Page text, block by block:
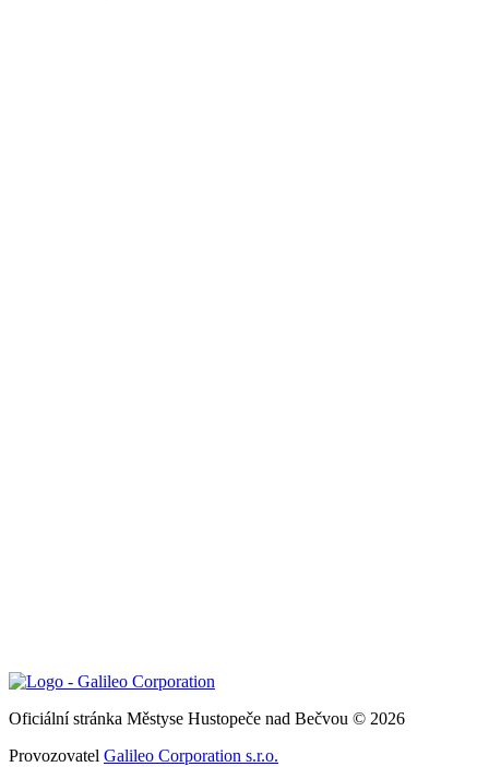
Oficiální stránka Městyse Hustopeče nad Bečvou © 2026
Provozovatel Galileo Corporation s.r.o.